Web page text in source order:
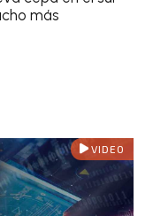
más
VIDEO